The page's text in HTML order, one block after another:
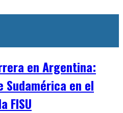
en Argentina:
en el
FISU